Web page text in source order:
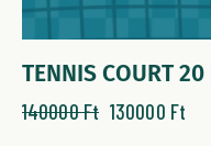
TENNIS COURT
140000Ft 130000 Ft